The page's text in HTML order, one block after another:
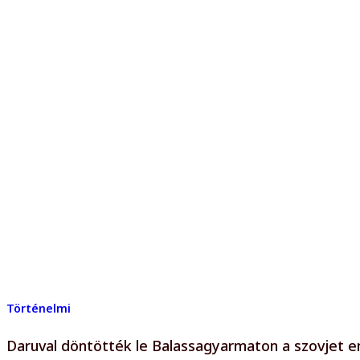
Történelmi
Daruval döntötték le Balassagyarmaton a szovjet